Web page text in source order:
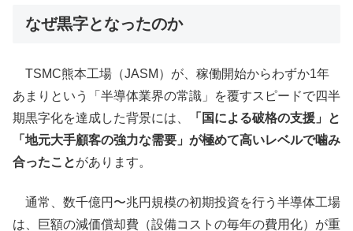
なぜ黒字となったのか
TSMC熊本工場（JASM）が、稼働開始からわずか1年
あまりという「半導体業界の常識」を覆すスピードで四半
期黒字化を達成した背景には、
「国による破格の支援」と
「地元大手顧客の強力な需要」が極めて高いレベルで噛み
合ったことがあります。
通常、数千億円〜兆円規模の初期投資を行う半導体工場
は、巨額の減価償却費（設備コストの毎年の費用化）が重